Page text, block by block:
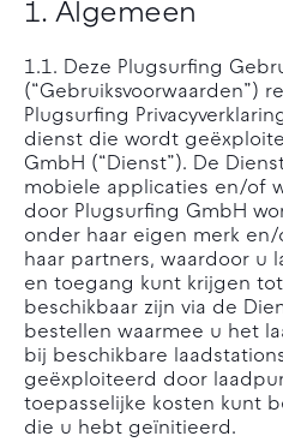
Blog
Our team
Open jobs
Media resources
Drivers support
1. Algemeen
1.1. Deze Plugsurfing
(“Gebruiksvoorwaarden”)
Plugsurfing
dienst die wordt
GmbH (“Dienst”). De
mobiele applicaties en/of
door Plugsurfing GmbH
onder haar eigen merk
haar partners, waardoor u
en toegang kunt krijgen
beschikbaar zijn via de
bestellen waarmee u het
bij beschikbare
geëxploiteerd door
toepasselijke kosten kunt
die u hebt geïnitieerd.